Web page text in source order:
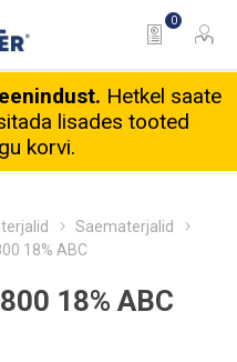
0
Hetkel saate
lisades tooted
korvi.
Saematerjalid
18% ABC
18% ABC